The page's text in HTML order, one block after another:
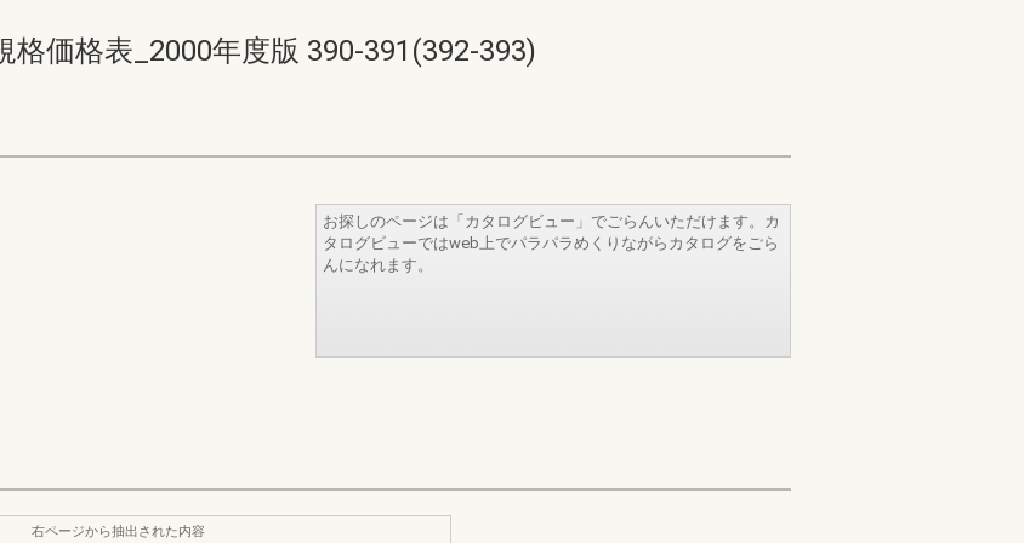
価格表_2000年度版 390-391(392-393)
お探しのページは「カタログビュー」でごらんいただけます。カ
タログビューではweb上でパラパラめくりながらカタログをごら
んになれます。
右ページから抽出された内容